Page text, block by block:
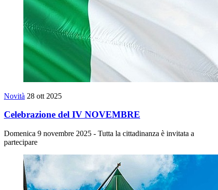
Novità 28 ott 2025
Celebrazione del IV NOVEMBRE
Domenica 9 novembre 2025 - Tutta la cittadinanza è invitata a
partecipare